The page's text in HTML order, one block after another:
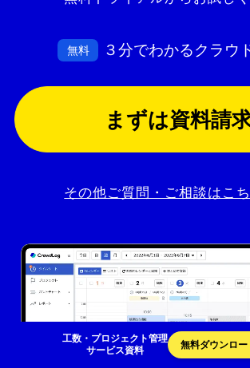
料金
導入事例
資料請求
工数・プロジェクト管理
サービス資料
無料ダウンロー
無料 ３分でわかるクラウ
まずは資料請
その他ご質問・ご相談はこ